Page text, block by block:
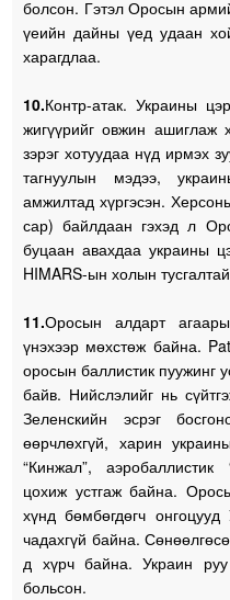
болсон. Гэтэл Оросын
үеийн дайны үед удаан
харагдлаа.
10.Контр-атак. Украины
жигүүрийг овжин
зэрэг хотуудаа нүд ирмэх
тагнуулын мэдээ,
амжилтад хүргэсэн.
сар) байлдаан гэхэд л
буцаан авахдаа украины
HIMARS-ын холын
11.Оросын алдарт
үнэхээр мөхстөж байна.
оросын баллистик пуужинг
байв. Нийслэлийг нь
Зеленскийн эсрэг
өөрчлөхгүй, харин
“Кинжал”, аэробаллистик
цохиж устгаж байна.
хүнд бөмбөгдөгч
чадахгүй байна.
д хүрч байна. Украин
больсон.